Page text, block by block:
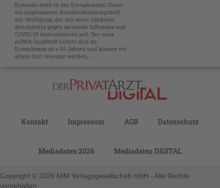
Erstmals steht in der Europäischen Union
ein zugelassener Kombinationsimpfstoff
zur Verfügung, der mit einer Injektion
gleichzeitig gegen saisonale Influenza und
COVID-19 immunisieren soll. Der neue
mRNA-Impfstoff richtet sich an
Erwachsene ab ≥ 50 Jahren und könnte vor
allem dort relevant werden, ...
Kontakt Impressum AGB Datenschutz
Mediadaten 2026 Mediadaten DIGITAL
Copyright © 2026 MiM Verlagsgesellschaft mbH - Alle Rechte
vorbehalten